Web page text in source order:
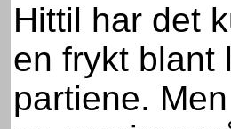
Hittil har det
en frykt blant
partiene.